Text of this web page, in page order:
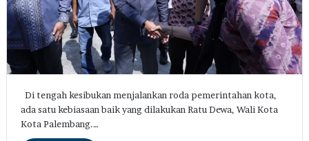
Di tengah kesibukan menjalankan roda pemerintahan kota,
ada satu kebiasaan baik yang dilakukan Ratu Dewa, Wali Kota
Kota Palembang.…